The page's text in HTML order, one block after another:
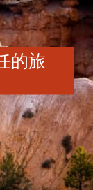
的旅